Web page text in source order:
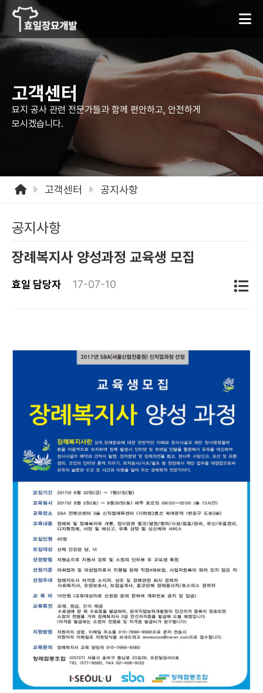
고객센터
묘지 공사 관련 전문가들과 함께 편안하고, 안전하게
모시겠습니다.
고객센터 공지사항
공지사항
장례복지사 양성과정 교육생 모집
효일 담당자 17-07-10